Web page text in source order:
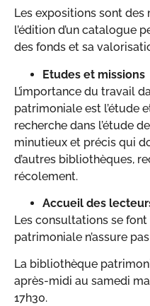
Les expositions sont
l’édition d’un catalogue
des fonds et sa
Etudes et missions
L’importance du travail
patrimoniale est l’étude
recherche dans l’étude
minutieux et précis qui
d’autres bibliothèques,
récolement.
Accueil des
Les consultations se
patrimoniale n’assure
La bibliothèque
après-midi au samedi
17h30.